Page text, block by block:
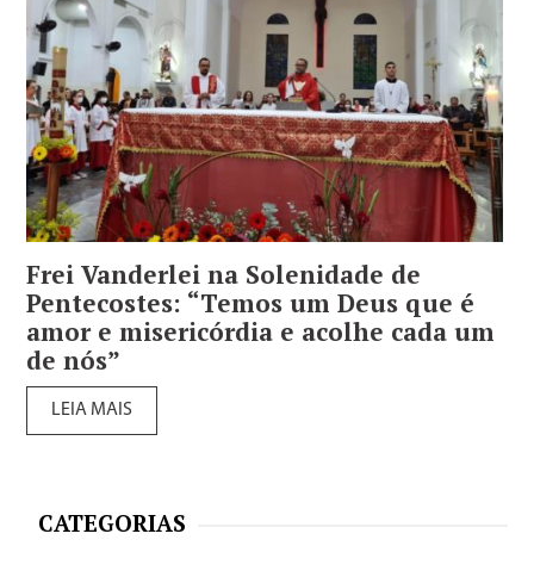
Frei Vanderlei na Solenidade de
Pentecostes: “Temos um Deus que é
amor e misericórdia e acolhe cada um
de nós”
LEIA MAIS
CATEGORIAS